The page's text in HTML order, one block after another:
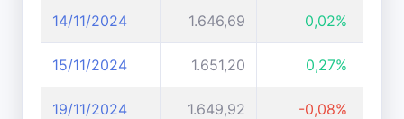
14/11/2024 1.646,69 0,02%
15/11/2024 1.651,20 0,27%
19/11/2024 1.649,92 -0,08%